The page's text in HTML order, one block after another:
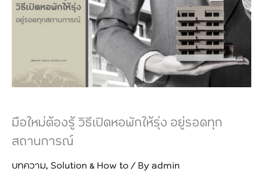
มือใหม่ต้องรู้ วิธีเปิดหอพักให้รุ่ง อยู่รอดทุก
สถานการณ์
บทความ, Solution & How to/ Byadmin